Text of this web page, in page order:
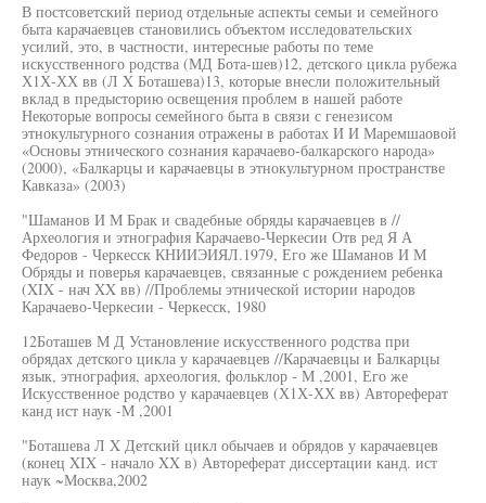
В постсоветский период отдельные аспекты семьи и семейного
быта карачаевцев становились объектом исследовательских
усилий, это, в частности, интересные работы по теме
искусственного родства (МД Бота-шев)12, детского цикла рубежа
Х1Х-ХХ вв (Л X Боташева)13, которые внесли положительный
вклад в предысторию освещения проблем в нашей работе
Некоторые вопросы семейного быта в связи с генезисом
этнокультурного сознания отражены в работах И И Маремшаовой
«Основы этнического сознания карачаево-балкарского народа»
(2000), «Балкарцы и карачаевцы в этнокультурном пространстве
Кавказа» (2003)
"Шаманов И М Брак и свадебные обряды карачаевцев в //
Археология и этнография Карачаево-Черкесии Отв ред Я А
Федоров - Черкесск КНИИЭИЯЛ.1979, Его же Шаманов И М
Обряды и поверья карачаевцев, связанные с рождением ребенка
(XIX - нач XX вв) //Проблемы этнической истории народов
Карачаево-Черкесии - Черкесск, 1980
12Боташев М Д Установление искусственного родства при
обрядах детского цикла у карачаевцев //Карачаевцы и Балкарцы
язык, этнография, археология, фольклор - М ,2001, Его же
Искусственное родство у карачаевцев (Х1Х-ХХ вв) Автореферат
канд ист наук -М ,2001
"Боташева Л X Детский цикл обычаев и обрядов у карачаевцев
(конец XIX - начало XX в) Автореферат диссертации канд. ист
наук ~Москва,2002